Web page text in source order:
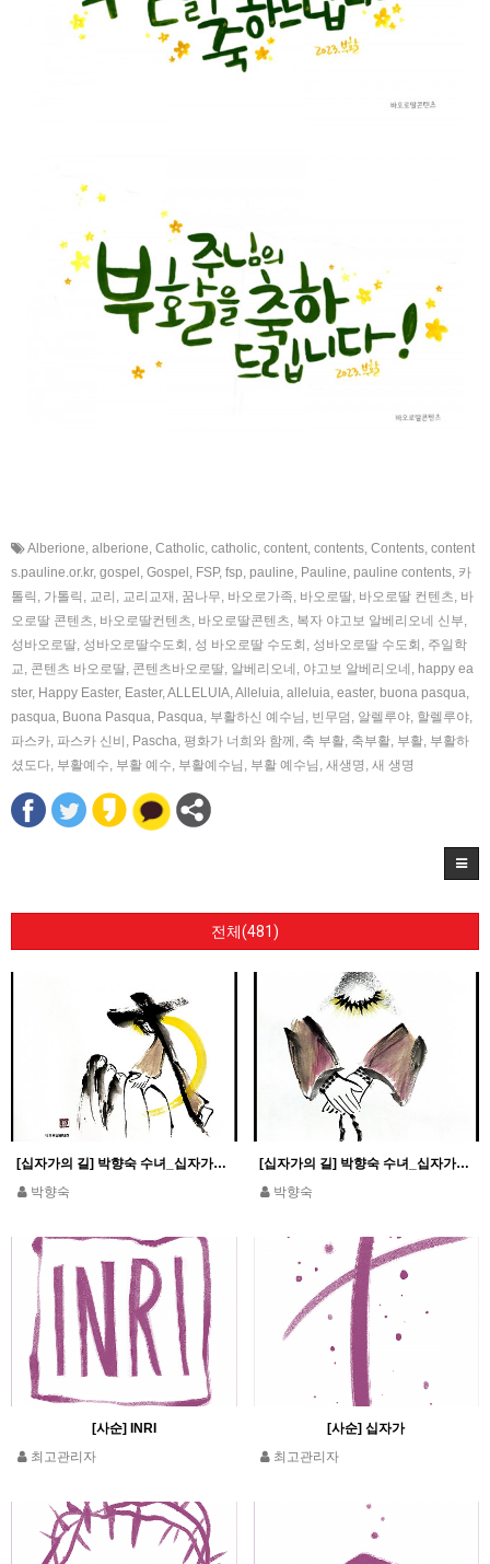
Alberione, alberione, Catholic, catholic, content, contents, Contents, content
s.pauline.or.kr, gospel , Gospel , FSP, fsp, pauline, Pauline, pauline contents, 카
톨릭 , 가톨릭 , 교리 , 교리교재 , 꿈나무, 바오로가족, 바오로딸, 바오로딸 컨텐츠, 바
오로딸 콘텐츠, 바오로딸컨텐츠, 바오로딸콘텐츠, 복자 야고보 알베리오네 신부,
성바오로딸, 성바오로딸수도회 , 성 바오로딸 수도회 , 성바오로딸 수도회 , 주일학
교, 콘텐츠 바오로딸, 콘텐츠바오로딸, 알베리오네 , 야고보 알베리오네 , happy ea
ster, Happy Easter, Easter,ALLELUIA,Alleluia, alleluia, easter, buona pasqua,
pasqua, Buona Pasqua, Pasqua, 부활하신 예수님 , 빈무덤 , 알렐루야, 할렐루야,
파스카, 파스카 신비 , Pascha, 평화가 너희와 함께 , 축 부활, 축부활, 부활, 부활하
셨도다, 부활예수, 부활 예수, 부활예수님 , 부활 예수님 , 새생명 , 새 생명
전체(481)
[십자가의 길] 박향숙 수녀_십자가의 길 8처~14처
박향숙
[십자가의 길] 박향숙 수녀_십자가의 길 1처~7처
박향숙
[사순] INRI
최고관리자
[사순] 십자가
최고관리자